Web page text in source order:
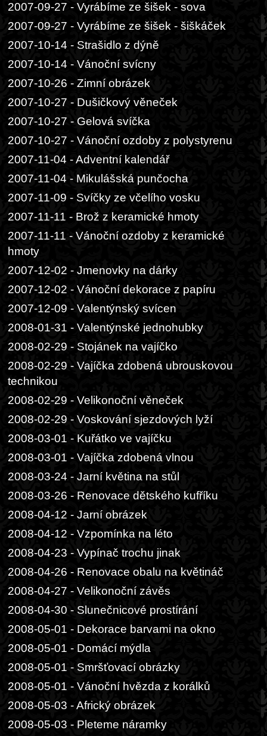
2007-09-27 - Vyrábíme ze šišek - sova
2007-09-27 - Vyrábíme ze šišek - šiškáček
2007-10-14 - Strašidlo z dýně
2007-10-14 - Vánoční svícny
2007-10-26 - Zimní obrázek
2007-10-27 - Dušičkový věneček
2007-10-27 - Gelová svíčka
2007-10-27 - Vánoční ozdoby z polystyrenu
2007-11-04 - Adventní kalendář
2007-11-04 - Mikulášská punčocha
2007-11-09 - Svíčky ze včelího vosku
2007-11-11 - Brož z keramické hmoty
2007-11-11 - Vánoční ozdoby z keramické
hmoty
2007-12-02 - Jmenovky na dárky
2007-12-02 - Vánoční dekorace z papíru
2007-12-09 - Valentýnský svícen
2008-01-31 - Valentýnské jednohubky
2008-02-29 - Stojánek na vajíčko
2008-02-29 - Vajíčka zdobená ubrouskovou
technikou
2008-02-29 - Velikonoční věneček
2008-02-29 - Voskování sjezdových lyží
2008-03-01 - Kuřátko ve vajíčku
2008-03-01 - Vajíčka zdobená vlnou
2008-03-24 - Jarní květina na stůl
2008-03-26 - Renovace dětského kufříku
2008-04-12 - Jarní obrázek
2008-04-12 - Vzpomínka na léto
2008-04-23 - Vypínač trochu jinak
2008-04-26 - Renovace obalu na květináč
2008-04-27 - Velikonoční závěs
2008-04-30 - Slunečnicové prostírání
2008-05-01 - Dekorace barvami na okno
2008-05-01 - Domácí mýdla
2008-05-01 - Smršťovací obrázky
2008-05-01 - Vánoční hvězda z korálků
2008-05-03 - Africký obrázek
2008-05-03 - Pleteme náramky